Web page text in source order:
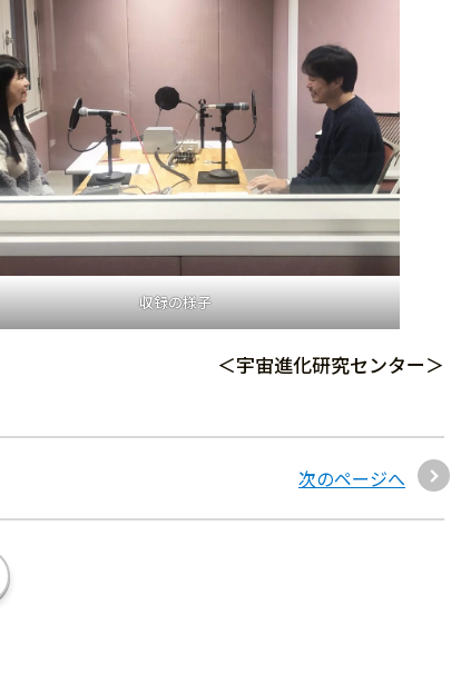
収録の様子
＜宇宙進化研究センター＞
次のページへ